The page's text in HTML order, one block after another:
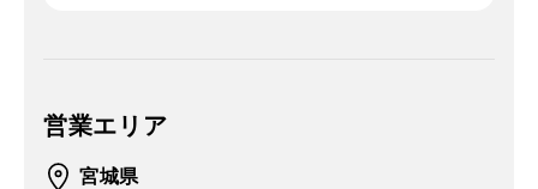
営業エリア
宮城県